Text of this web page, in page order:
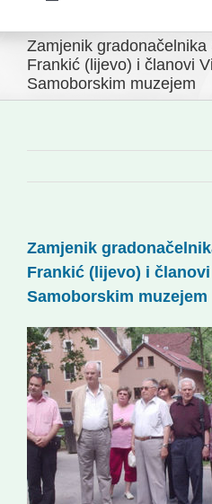
Toggle
Početna
Novosti
Slovenski dom Zagreb
Korisne informacije
Zamjenik
Frankić (lijevo) i članovi
Samoborskim muzejem
Zamjenik
Frankić (lijevo) i
Samoborskim muzejem